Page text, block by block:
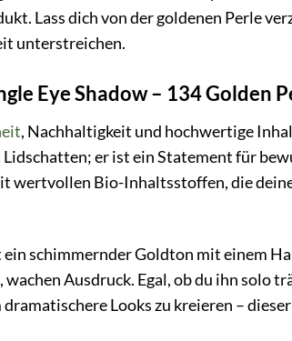
Lass dich von der goldenen Perle
unterstreichen.
Eye Shadow – 134 Golden
, Nachhaltigkeit und hochwertige
er ist ein Statement für
wertvollen Bio-Inhaltsstoffen, die
schimmernder Goldton mit einem
Ausdruck. Egal, ob du ihn solo
Looks zu kreieren –